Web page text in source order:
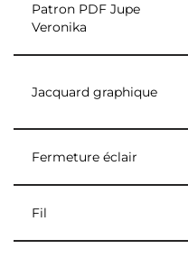
Patron PDF Jupe
Veronika
Jacquard graphique
Fermeture éclair
Fil